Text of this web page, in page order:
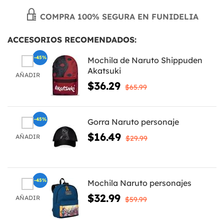
COMPRA 100% SEGURA EN FUNIDELIA
ACCESORIOS RECOMENDADOS:
AÑADIR
Mochila de Naruto Shippuden
Akatsuki
$36.29 $65.99
-45%
AÑADIR
Gorra Naruto personaje
$16.49 $29.99
-45%
AÑADIR
Mochila Naruto personajes
$32.99 $59.99
-45%